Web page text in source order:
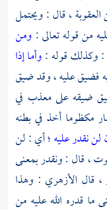
، قال : ويحتمل
من قوله تعالى : ومن
وكذلك قوله :وأما إذا
فضيق عليه ، وقد ضيق
ضيقه على معذب في
مكظوما أخذ في بطنه
نقدر عليه؛ أي : لن
، قال : ونقدر بمعنى
قال الأزهري : وهذا
ما قدره الله عليه من